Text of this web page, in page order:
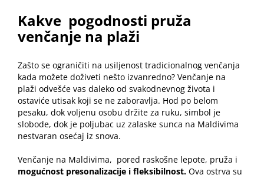
Kakve pogodnosti pruža
venčanje na plaži
Zašto se ograničiti na usiljenost tradicionalnog venčanja
kada možete doživeti nešto izvanredno? Venčanje na
plaži odvešće vas daleko od svakodnevnog života i
ostaviće utisak koji se ne zaboravlja. Hod po belom
pesaku, dok voljenu osobu držite za ruku, simbol je
slobode, dok je poljubac uz zalaske sunca na Maldivima
nestvaran osećaj iz snova.
Venčanje na Maldivima, pored raskošne lepote, pruža i
mogućnost presonalizacije i fleksibilnost. Ova ostrva su